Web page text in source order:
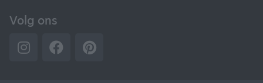
Volg ons